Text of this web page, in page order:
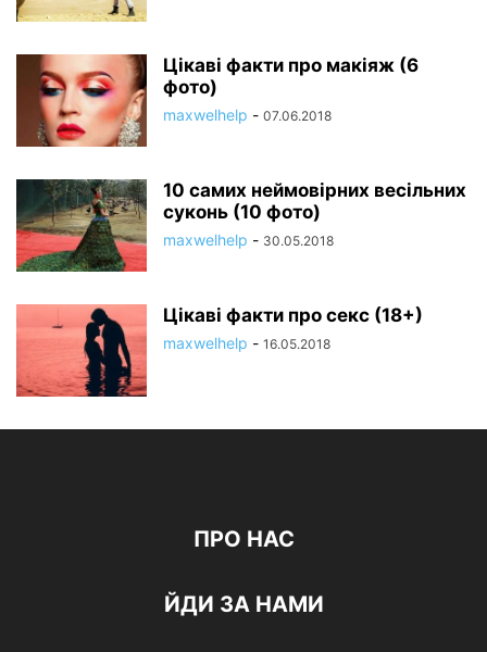
Цікаві факти про макіяж (6
фото)
maxwelhelp - 07.06.2018
10 самих неймовірних весільних
суконь (10 фото)
maxwelhelp - 30.05.2018
Цікаві факти про секс (18+)
maxwelhelp - 16.05.2018
ПРО НАС
ЙДИ ЗА НАМИ